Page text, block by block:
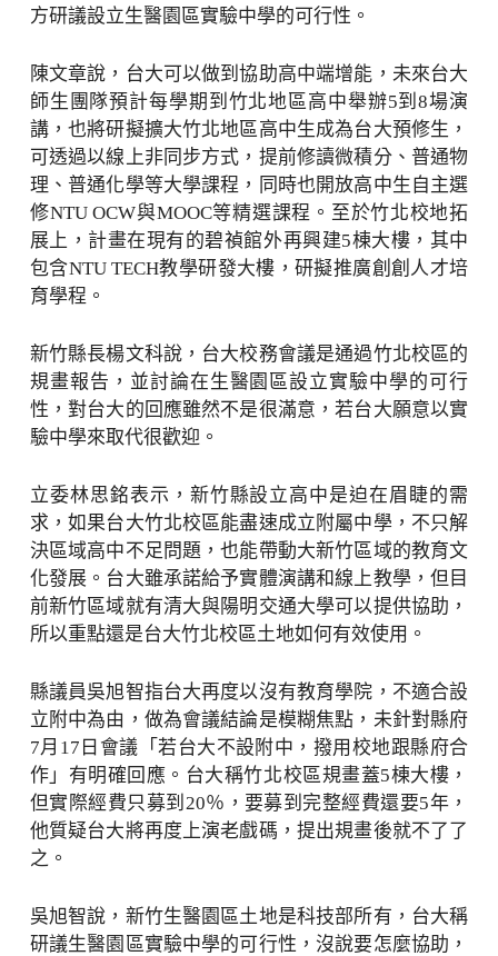
方研議設立生醫園區實驗中學的可行性。
陳文章說，台大可以做到協助高中端增能，未來台大
師生團隊預計每學期到竹北地區高中舉辦5到8場演
講，也將研擬擴大竹北地區高中生成為台大預修生，
可透過以線上非同步方式，提前修讀微積分、普通物
理、普通化學等大學課程，同時也開放高中生自主選
修NTU OCW與MOOC等精選課程。至於竹北校地拓
展上，計畫在現有的碧禎館外再興建5棟大樓，其中
包含NTU TECH教學研發大樓，研擬推廣創創人才培
育學程。
新竹縣長楊文科說，台大校務會議是通過竹北校區的
規畫報告，並討論在生醫園區設立實驗中學的可行
性，對台大的回應雖然不是很滿意，若台大願意以實
驗中學來取代很歡迎。
立委林思銘表示，新竹縣設立高中是迫在眉睫的需
求，如果台大竹北校區能盡速成立附屬中學，不只解
決區域高中不足問題，也能帶動大新竹區域的教育文
化發展。台大雖承諾給予實體演講和線上教學，但目
前新竹區域就有清大與陽明交通大學可以提供協助，
所以重點還是台大竹北校區土地如何有效使用。
縣議員吳旭智指台大再度以沒有教育學院，不適合設
立附中為由，做為會議結論是模糊焦點，未針對縣府
7月17日會議「若台大不設附中，撥用校地跟縣府合
作」有明確回應。台大稱竹北校區規畫蓋5棟大樓，
但實際經費只募到20％，要募到完整經費還要5年，
他質疑台大將再度上演老戲碼，提出規畫後就不了了
之。
吳旭智說，新竹生醫園區土地是科技部所有，台大稱
研議生醫園區實驗中學的可行性，沒說要怎麼協助，